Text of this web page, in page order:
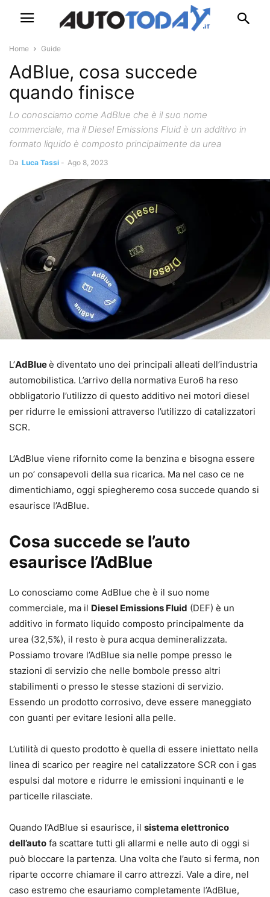
Home Guide
AdBlue, cosa succede
quando finisce
Lo conosciamo come AdBlue che è il suo nome
commerciale, ma il Diesel Emissions Fluid è un additivo in
formato liquido è composto principalmente da urea
Da Luca Tassi - Ago 8, 2023
L’AdBlueè diventato uno dei principali alleati dell’industria
automobilistica. L’arrivo della normativa Euro6 ha reso
obbligatorio l’utilizzo di questo additivo nei motori diesel
per ridurre le emissioni attraverso l’utilizzo di catalizzatori
SCR.
L’AdBlue viene rifornito come la benzina e bisogna essere
un po’ consapevoli della sua ricarica. Ma nel caso ce ne
dimentichiamo, oggi spiegheremo cosa succede quando si
esaurisce l’AdBlue.
Cosa succede se l’auto
esaurisce l’AdBlue
Lo conosciamo come AdBlue che è il suo nome
commerciale, ma il Diesel Emissions Fluid (DEF) è un
additivo in formato liquido composto principalmente da
urea (32,5%), il resto è pura acqua demineralizzata.
Possiamo trovare l’AdBlue sia nelle pompe presso le
stazioni di servizio che nelle bombole presso altri
stabilimenti o presso le stesse stazioni di servizio.
Essendo un prodotto corrosivo, deve essere maneggiato
con guanti per evitare lesioni alla pelle.
L’utilità di questo prodotto è quella di essere iniettato nella
linea di scarico per reagire nel catalizzatore SCR con i gas
espulsi dal motore e ridurre le emissioni inquinanti e le
particelle rilasciate.
Quando l’AdBlue si esaurisce, il sistema elettronico
dell’auto fa scattare tutti gli allarmi e nelle auto di oggi si
può bloccare la partenza. Una volta che l’auto si ferma, non
riparte occorre chiamare il carro attrezzi. Vale a dire, nel
caso estremo che esauriamo completamente l’AdBlue,